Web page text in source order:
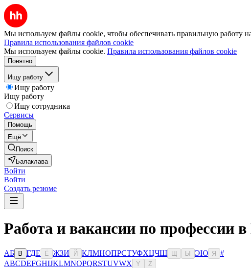
Мы используем файлы cookie, чтобы обеспечивать правильную работу
Правила использования файлов cookie
Мы используем файлы cookie. Правила использования файлов cookie
Понятно
Ищу работу
Ищу работу
Ищу работу
Ищу сотрудника
Сервисы
Помощь
Ещё
Поиск
Балаклава
Войти
Войти
Создать резюме
Работа и вакансии по профессии
АБ В ГДЕ Ё ЖЗИ Й КЛМНОПРСТУФХЦЧШ Ы ЭЮ Я
#
ABCDEFGHIJKLMNOPQRSTUVWX Y Z